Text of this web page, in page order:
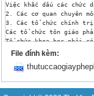
Việc khắc dấu các chức
2. Các cơ quan chuyên
3. Các tổ chức chính
Các tổ chức tôn giáo
Tổ chức khoa học phải
Tạp chí, Nhà xuất bản
4. Các tổ chức kinh tế:
b. Đối với tổ chức kinh
File đính kèm: